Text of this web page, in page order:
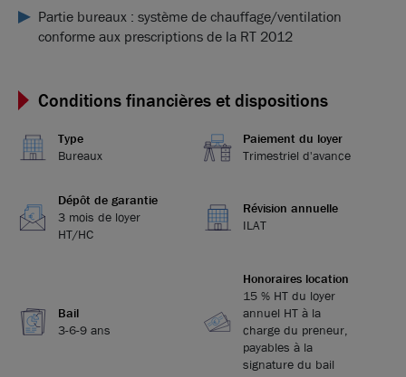
Partie bureaux : système de chauffage/ventilation
conforme aux prescriptions de la RT 2012
Conditions financières et dispositions
Type
Bureaux
Paiement du loyer
Trimestriel d'avance
Dépôt de garantie
3 mois de loyer
HT/HC
Révision annuelle
ILAT
Bail
3-6-9 ans
Honoraires location
15 % HT du loyer
annuel HT à la
charge du preneur,
payables à la
signature du bail